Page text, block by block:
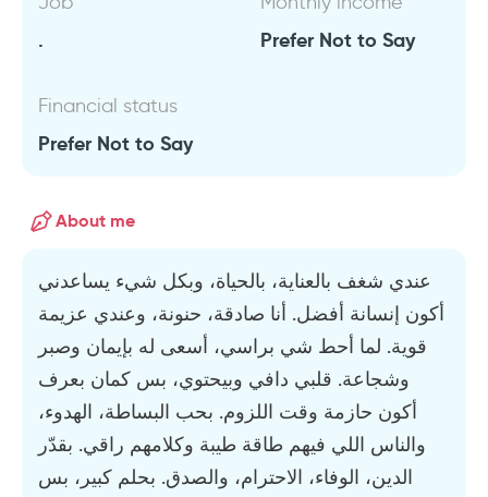
. Prefer Not to Say
Financial status
Prefer Not to Say
About me
عندي شغف بالعناية، بالحياة، وبكل شيء يساعدني
أكون إنسانة أفضل. أنا صادقة، حنونة، وعندي عزيمة
قوية. لما أحط شي براسي، أسعى له بإيمان وصبر
وشجاعة. قلبي دافي وبيحتوي، بس كمان بعرف
أكون حازمة وقت اللزوم. بحب البساطة، الهدوء،
والناس اللي فيهم طاقة طيبة وكلامهم راقي. بقدّر
الدين، الوفاء، الاحترام، والصدق. بحلم كبير، بس